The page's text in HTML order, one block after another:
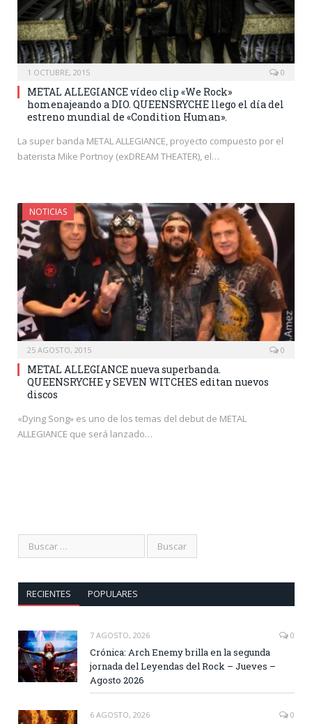
1 OCTUBRE, 2015 0
METAL ALLEGIANCE vídeo clip «We Rock»
homenajeando a DIO. QUEENSRYCHE llego el día del
estreno mundial de «Condition Human».
La super banda METAL ALLEGIANCE, proyecto compuesto por el
baterista Mike Portnoy (exDREAM THEATER), el…
NOTICIAS
25 AGOSTO, 2015 0
METAL ALLEGIANCE nueva superbanda.
QUEENSRYCHE y SEVEN WITCHES editan nuevos
discos
«Dying Song» es uno de los temas del debut de METAL
ALLEGIANCE que será lanzado…
RECIENTES POPULARES
7 AGOSTO, 2026 0
Crónica: Arch Enemy brilla en la segunda
jornada del Leyendas del Rock – Jueves –
Agosto 2026
6 AGOSTO, 2026 0